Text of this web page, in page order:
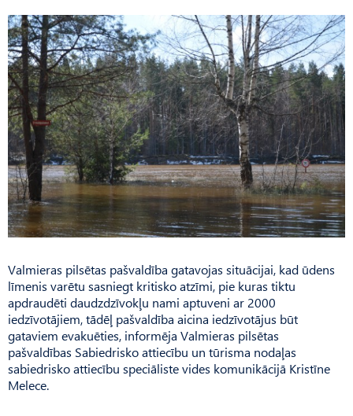
Valmieras pilsētas pašvaldība gatavojas situācijai, kad ūdens
līmenis varētu sasniegt kritisko atzīmi, pie kuras tiktu
apdraudēti daudzdzīvokļu nami aptuveni ar 2000
iedzīvotājiem, tādēļ pašvaldība aicina iedzīvotājus būt
gataviem evakuēties, informēja Valmieras pilsētas
pašvaldības Sabiedrisko attiecību un tūrisma nodaļas
sabiedrisko attiecību speciāliste vides komunikācijā Kristīne
Melece.